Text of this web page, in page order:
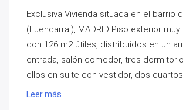
Exclusiva Vivienda situada en el barrio
(Fuencarral), MADRID Piso exterior muy
con 126 m2 útiles, distribuidos en un
entrada, salón-comedor, tres
ellos en suite con vestidor, dos
Leer más